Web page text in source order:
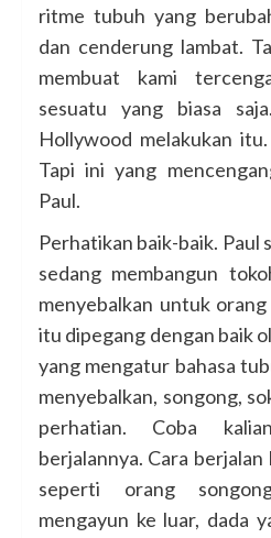
ritme tubuh yang
dan cenderung lambat.
membuat kami
sesuatu yang biasa
Hollywood melakukan
Tapi ini yang
Paul.
Perhatikan baik-baik. Paul
sedang membangun
menyebalkan untuk
itu dipegang dengan baik
yang mengatur bahasa
menyebalkan, songong,
perhatian. Coba
berjalannya. Cara
seperti orang
mengayun ke luar, dada